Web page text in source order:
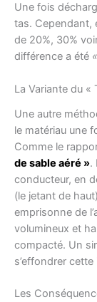
Une fois
tas. Cependant,
de 20%, 30%
différence a été
La Variante du «
Une autre
le matériau une
Comme le
de sable aéré ».
conducteur, en
(le jetant de
emprisonne de
volumineux et
compacté. Un
s’effondrer
Les